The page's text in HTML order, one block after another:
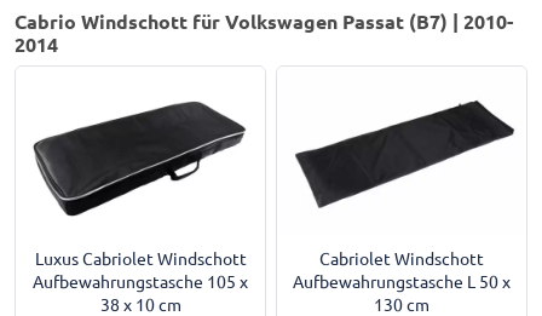
Cabrio Windschott für Volkswagen Passat (B7) | 2010-
2014
Luxus Cabriolet Windschott
Aufbewahrungstasche 105 x
38 x 10 cm
Cabriolet Windschott
Aufbewahrungstasche L 50 x
130 cm